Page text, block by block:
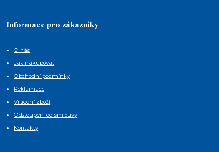
Informace pro zákazníky
O nás
Jak nakupovat
Obchodní podmínky
Reklamace
Vrácení zboží
Odstoupení od smlouvy
Kontakty